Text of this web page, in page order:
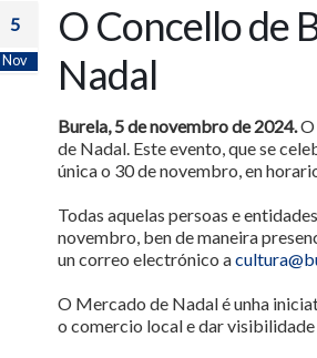
5
Nov
O Concello de
Nadal
Burela, 5 de novembro de 2024.O
de Nadal. Este evento, que se
única o 30 de novembro, en
Todas aquelas persoas e
novembro, ben de maneira
un correo electrónico a
O Mercado de Nadal é unha
o comercio local e dar